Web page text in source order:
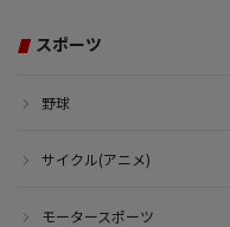
スポーツ
野球
サイクル(アニメ)
モータースポーツ